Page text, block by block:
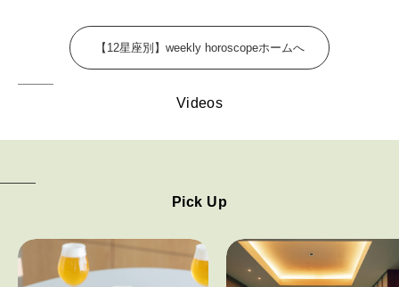
2025年12月号「お酒の新常識。」
【12星座別】weekly horoscopeホームへ
Videos
Pick Up